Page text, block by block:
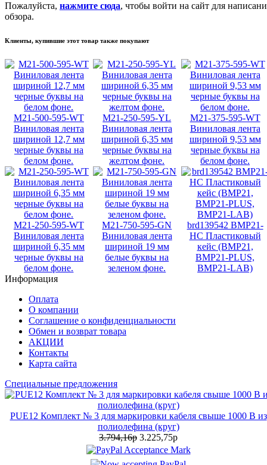
Пожалуйста, нажмите сюда, чтобы войти на сайт для
обзора.
Клиенты, купившие этот товар также покупают
M21-500-595-WT
Виниловая лента
шириной 12,7 мм
черные буквы на
белом фоне.
M21-250-595-YL
Виниловая лента
шириной 6,35 мм
черные буквы на
желтом фоне.
M21-375-595-WT
Виниловая лента
шириной 9,53 мм
черные буквы на
белом фоне.
M21-250-595-WT
Виниловая лента
шириной 6,35 мм
черные буквы на
белом фоне.
M21-750-595-GN
Виниловая лента
шириной 19 мм
белые буквы на
зеленом фоне.
brd139542 BMP21-
HC Пластиковый
кейс (BMP21,
BMP21-PLUS,
BMP21-LAB)
Информация
Оплата
О компании
Соглашение о конфиденциальности
Обмен и возврат товара
АКЦИИ
Контакты
Карта сайта
Специальные предложения
PUE12 Комплект № 3 для маркировки кабеля свыше 1000 В из
полиолефина (круг)
3.794,16р 3.225,75р